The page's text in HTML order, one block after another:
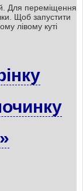
Для переміщення
Щоб запустити
лівому куті